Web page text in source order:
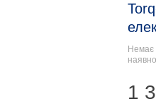
Немає
1